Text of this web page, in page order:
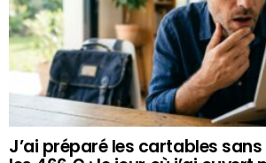
J’ai préparé les cartables